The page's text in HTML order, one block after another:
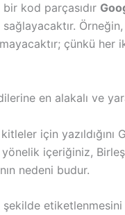
kod parçasıdır
çünkü her
en alakalı ve
için
içeriğiniz,
nedeni budur.